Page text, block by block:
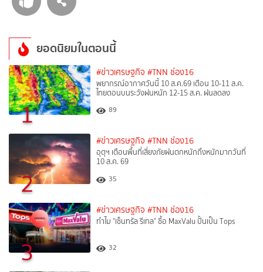
ยอดนิยมในตอนนี้
1
#ข่าวเศรษฐกิจ #TNN ช่อง16
พยากรณ์อากาศวันนี้ 10 ส.ค.69 เตือน 10-11 ส.ค.
ไทยตอนบนระวังฝนหนัก 12-15 ส.ค. ฝนลดลง
89
2
#ข่าวเศรษฐกิจ #TNN ช่อง16
อุตุฯ เตือนพื้นที่เสี่ยงภัยฝนตกหนักถึงหนักมากวันที่
10 ส.ค. 69
35
3
#ข่าวเศรษฐกิจ #TNN ช่อง16
ทำไม "เซ็นทรัล รีเทล" ซื้อ MaxValu ปั้นเป็น Tops
32